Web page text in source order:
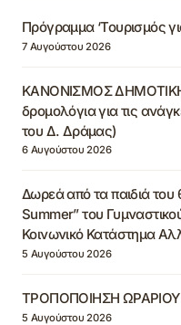
Πρόγραμμα ‘Τουρισμός
7 Αυγούστου 2026
ΚΑΝΟΝΙΣΜΟΣ
δρομολόγια για τις
του Δ. Δράμας)
6 Αυγούστου 2026
Δωρεά από τα παιδιά
Summer” του
Κοινωνικό Κατάστημα
5 Αυγούστου 2026
ΤΡΟΠΟΠΟΙΗΣΗ
5 Αυγούστου 2026